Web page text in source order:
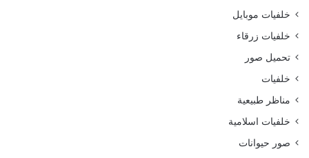
خلفيات موبايل
خلفيات زرقاء
تحميل صور
خلفيات
مناظر طبيعية
خلفيات اسلامية
صور حيوانات